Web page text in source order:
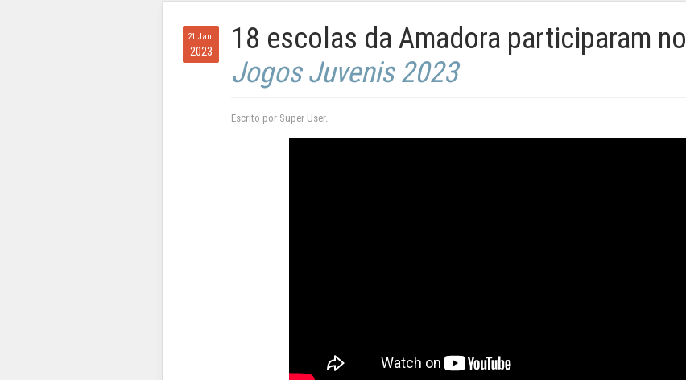
21 Jan.
2023 18 escolas da Amadora participaram no
Jogos Juvenis 2023
Escrito por Super User.